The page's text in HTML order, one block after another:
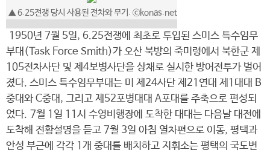
▲ 6.25전쟁 당시 사용된 전차와 무기. ⓒkonas.net
1950년 7월 5일, 6.25전쟁에 최초로 투입된 스미스 특수임무
부대(Task Force Smith)가 오산 북방의 죽미령에서 북한군 제
105전차사단 및 제4보병사단을 상채로 실시한 방어전투가 벌어
졌다. 스미스 특수임무부대는 미 제24사단 제21연대 제1대대 B
중대와 C중대, 그리고 제52포병대대 A포대를 주축으로 편성되
었다. 7월 1일 11시 수영비행장에 도착한 대대는 다음날 대전에
도착해 전황설명을 듣고 7월 3일 아침 열차편으로 이동, 평택과
안성 부근에 각각 1개 중대를 배치하고 지휘소는 평택의 국도변